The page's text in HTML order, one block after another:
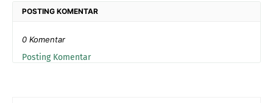
POSTING KOMENTAR
0 Komentar
Posting Komentar